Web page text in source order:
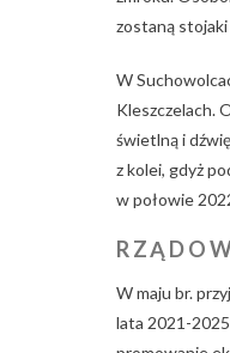
zostaną
W
Kleszczelach.
świetlną i
z kolei, gdyż
w połowie
W maju br.
lata 2021-